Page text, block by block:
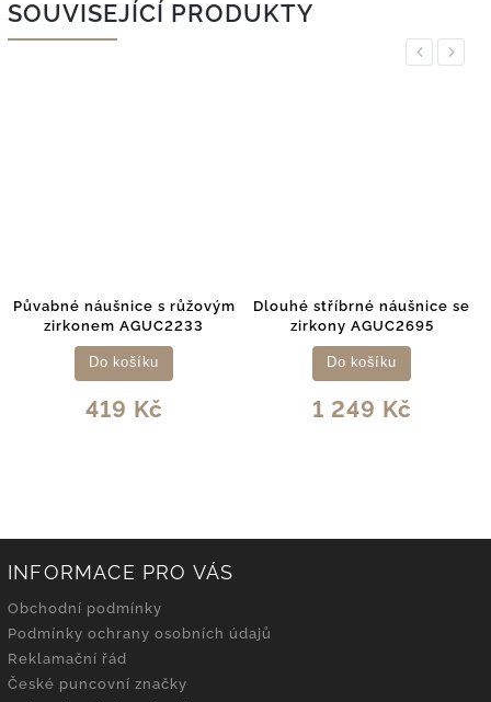
SOUVISEJÍCÍ PRODUKTY
Previous
náušnice s růžovým
AGUC2233
419 Kč
Do košíku
Dlouhé stříbrné náušnice se
zirkony AGUC2695
1 249 Kč
Do košíku
Next
INFORMACE PRO VÁS
Obchodní podmínky
Podmínky ochrany osobních údajů
Reklamační řád
České puncovní značky